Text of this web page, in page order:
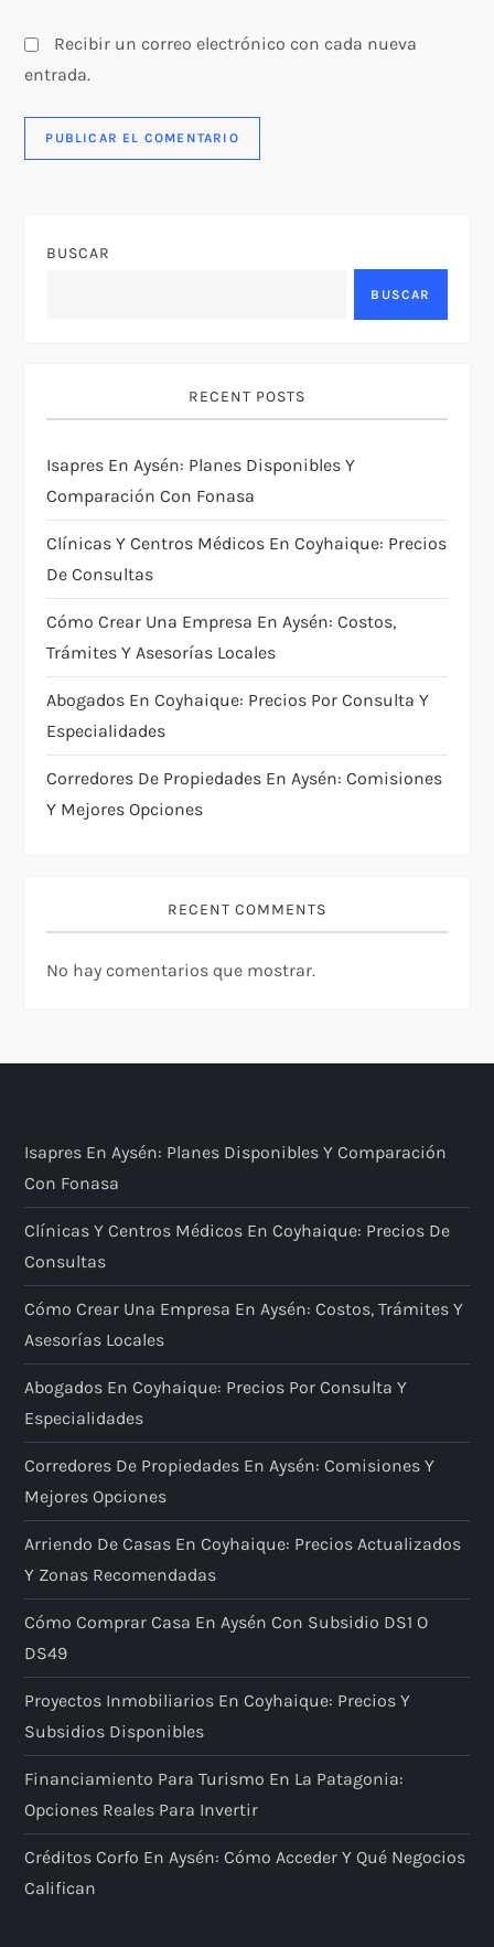
Recibir un correo electrónico con cada nueva
entrada.
BUSCAR
BUSCAR
RECENT POSTS
Isapres En Aysén: Planes Disponibles Y
Comparación Con Fonasa
Clínicas Y Centros Médicos En Coyhaique: Precios
De Consultas
Cómo Crear Una Empresa En Aysén: Costos,
Trámites Y Asesorías Locales
Abogados En Coyhaique: Precios Por Consulta Y
Especialidades
Corredores De Propiedades En Aysén: Comisiones
Y Mejores Opciones
RECENT COMMENTS
No hay comentarios que mostrar.
Isapres En Aysén: Planes Disponibles Y Comparación
Con Fonasa
Clínicas Y Centros Médicos En Coyhaique: Precios De
Consultas
Cómo Crear Una Empresa En Aysén: Costos, Trámites Y
Asesorías Locales
Abogados En Coyhaique: Precios Por Consulta Y
Especialidades
Corredores De Propiedades En Aysén: Comisiones Y
Mejores Opciones
Arriendo De Casas En Coyhaique: Precios Actualizados
Y Zonas Recomendadas
Cómo Comprar Casa En Aysén Con Subsidio DS1 O
DS49
Proyectos Inmobiliarios En Coyhaique: Precios Y
Subsidios Disponibles
Financiamiento Para Turismo En La Patagonia:
Opciones Reales Para Invertir
Créditos Corfo En Aysén: Cómo Acceder Y Qué Negocios
Califican